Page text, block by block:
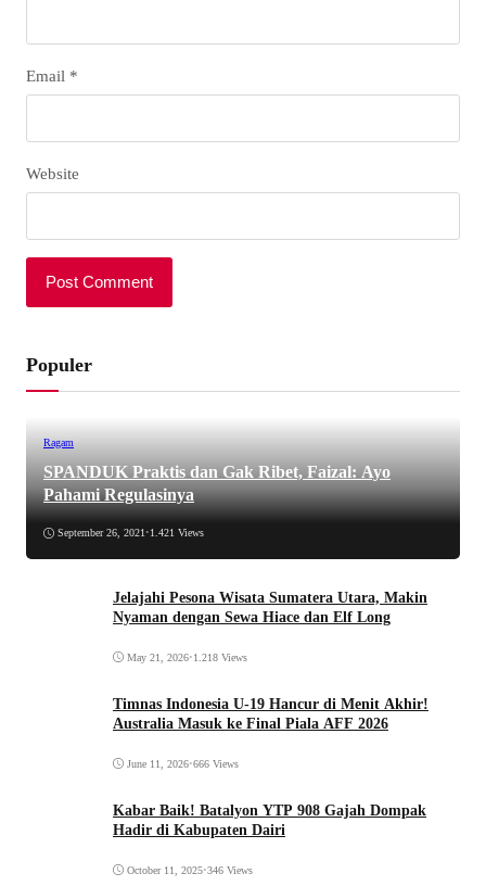
Email *
Website
Populer
Ragam
SPANDUK Praktis dan Gak Ribet, Faizal: Ayo
Pahami Regulasinya
September 26, 2021•1.421 Views
Jelajahi Pesona Wisata Sumatera Utara, Makin
Nyaman dengan Sewa Hiace dan Elf Long
May 21, 2026•1.218 Views
Timnas Indonesia U-19 Hancur di Menit Akhir!
Australia Masuk ke Final Piala AFF 2026
June 11, 2026•666 Views
Kabar Baik! Batalyon YTP 908 Gajah Dompak
Hadir di Kabupaten Dairi
October 11, 2025•346 Views